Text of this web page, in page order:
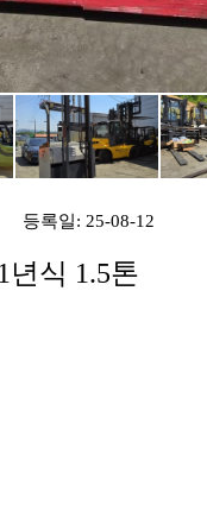
등록일: 25-08-12
식 1.5톤